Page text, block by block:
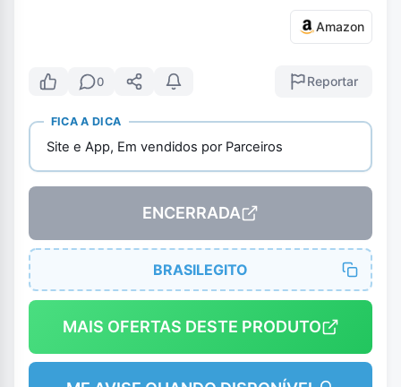
Amazon
0 Reportar
FICA A DICA
Site e App, Em vendidos por Parceiros
ENCERRADA
BRASILEGITO
MAIS OFERTAS DESTE PRODUTO